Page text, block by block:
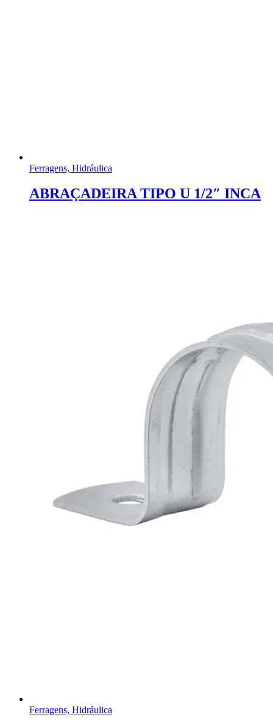
Ferragens, Hidráulica
ABRAÇADEIRA TIPO U 1/2″ INCA
Ferragens, Hidráulica